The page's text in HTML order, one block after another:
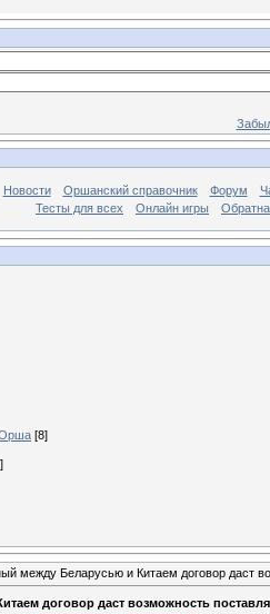
Новости Оршанский справочник Форум
Тесты для всех
Онлайн игры
Орша [8]
между Беларусью и Китаем договор даст
договор даст возможность